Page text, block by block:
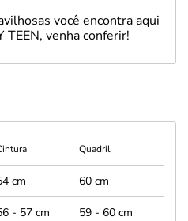
você encontra aqui
TEEN, venha conferir!
Quadril
cm 60 cm
- 57 cm 59 - 60 cm